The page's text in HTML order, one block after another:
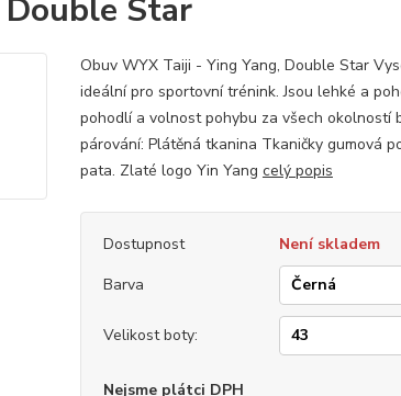
Double Star
Obuv WYX Taiji - Ying Yang, Double Star
ideální pro sportovní trénink. Jsou lehké a
pohodlí a volnost pohybu za všech okolností
párování: Plátěná tkanina Tkaničky gumová
pata. Zlaté logo Yin Yang celý popis
Dostupnost
Není skladem
Barva
Velikost boty:
Nejsme plátci DPH